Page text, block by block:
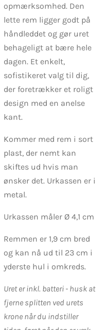
opmærksomhed. Den
lette rem ligger godt på
håndleddet og gør uret
behageligt at bære hele
dagen. Et enkelt,
sofistikeret valg til dig,
der foretrækker et roligt
design med en anelse
kant.
Kommer med rem i sort
plast, der nemt kan
skiftes ud hvis man
ønsker det. Urkassen er i
metal.
Urkassen måler Ø 4,1 cm
Remmen er 1,9 cm bred
og kan nå ud til 23 cm i
yderste hul i omkreds.
Uret er inkl. batteri - husk at
fjerne splitten ved urets
krone når du indstiller